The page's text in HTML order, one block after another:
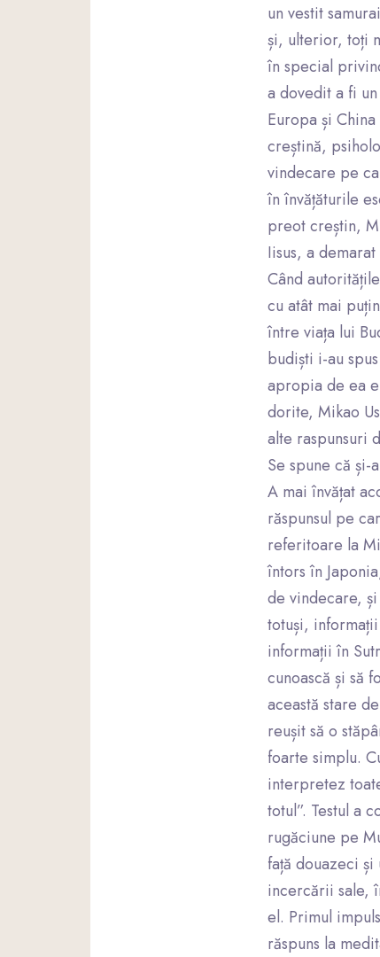
un vestit
și, ulterior, toți
în special
a dovedit a fi
Europa și
creștină,
vindecare pe
în învățăturile
preot creștin,
Iisus, a
Când
cu atât mai
între viața lui
budiști i-au
apropia de ea
dorite, Mikao
alte raspunsuri
Se spune că
A mai învățat
răspunsul pe
referitoare la
întors în
de vindecare,
totuși,
informații în
cunoască și să
această stare
reușit să o
foarte simplu.
interpretez
totul”. Testul a
rugăciune pe
față douazeci
incercării sale,
el. Primul
răspuns la